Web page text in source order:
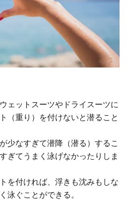
ェットスーツやドライスーツに
（重り）を付けないと潜ること
少なすぎて潜降（潜る）するこ
ぎてうまく泳げなかったりしま
を付ければ、浮きも沈みもしな
泳ぐことができる。